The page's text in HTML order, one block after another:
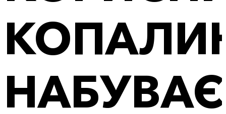
НАБУВАЄ